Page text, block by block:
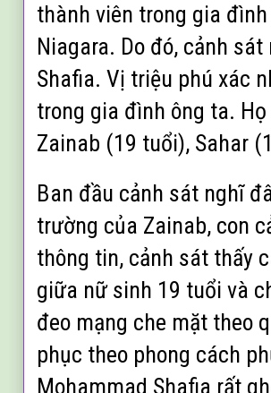
thành viên trong gia
Niagara. Do đó, cảnh
Shafia. Vị triệu phú xác
trong gia đình ông ta.
Zainab (19 tuổi), Sahar
Ban đầu cảnh sát nghĩ
trường của Zainab, con
thông tin, cảnh sát thấy
giữa nữ sinh 19 tuổi và
đeo mạng che mặt theo
phục theo phong cách
Mohammad Shafia rất